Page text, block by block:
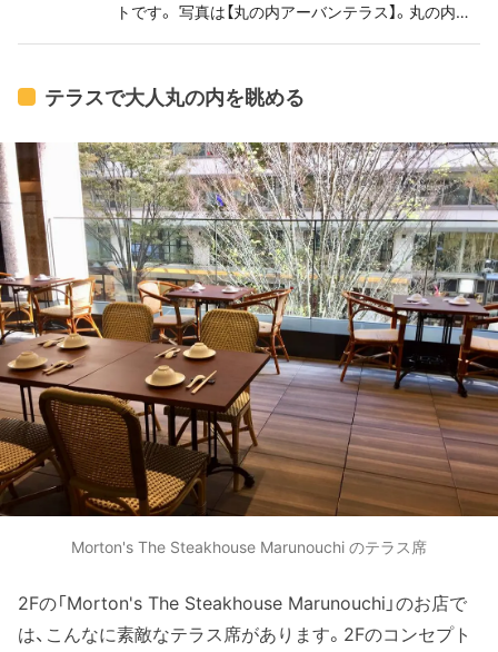
トです。 写真は【丸の内アーバンテラス】。丸の内仲
11：00～15：00 - 土日祝11：00～17：00
テラスで大人丸の内を眺める
Morton's The Steakhouse Marunouchi のテラス席
2Fの「Morton's The Steakhouse Marunouchi」のお店で
は、こんなに素敵なテラス席があります。2Fのコンセプト